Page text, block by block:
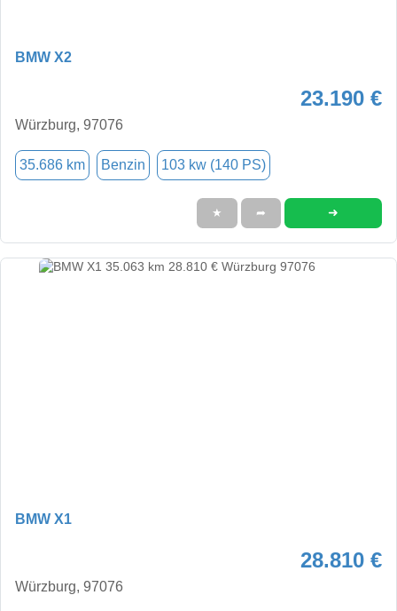
BMW X2
23.190 €
Würzburg, 97076
35.686 km Benzin 103 kw (140 PS)
★ ➦ ➜
BMW X1
28.810 €
Würzburg, 97076